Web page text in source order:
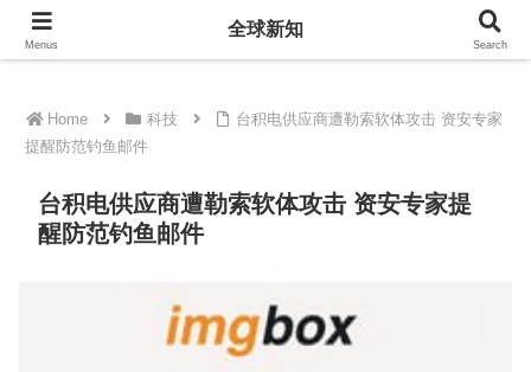
全球新知
Home 科技
台积电供应商遭勒索软体攻击 资安专家
提醒防范钓鱼邮件
台积电供应商遭勒索软体攻击 资安专家提
醒防范钓鱼邮件
Menus
全球新知
Search